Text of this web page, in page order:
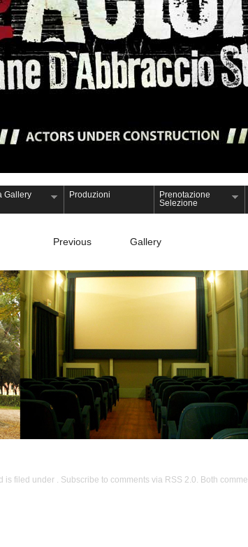
Gallery Produzioni
Prenotazione
Selezione
Previous Gallery
is filed under . Subscribe to comments via RSS 2.0 . Both